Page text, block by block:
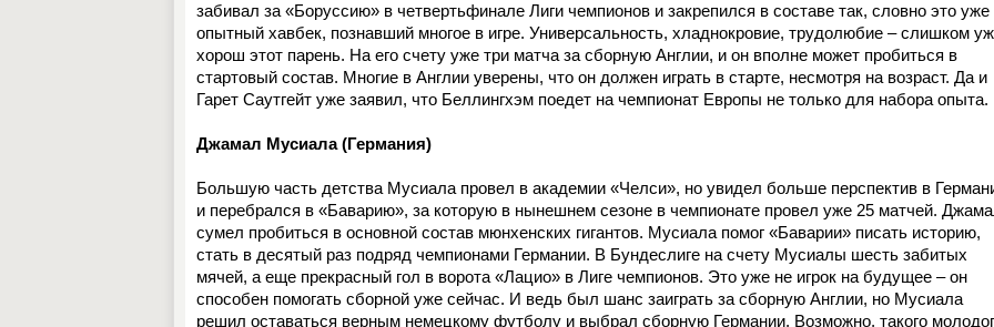
забивал за «Боруссию» в четвертьфинале Лиги чемпионов и закрепился в составе так, словно это уже
опытный хавбек, познавший многое в игре. Универсальность, хладнокровие, трудолюбие – слишком уж
хорош этот парень. На его счету уже три матча за сборную Англии, и он вполне может пробиться в
стартовый состав. Многие в Англии уверены, что он должен играть в старте, несмотря на возраст. Да и
Гарет Саутгейт уже заявил, что Беллингхэм поедет на чемпионат Европы не только для набора опыта.
Джамал Мусиала (Германия)
Большую часть детства Мусиала провел в академии «Челси», но увидел больше перспектив в
и перебрался в «Баварию», за которую в нынешнем сезоне в чемпионате провел уже 25 матчей.
сумел пробиться в основной состав мюнхенских гигантов. Мусиала помог «Баварии» писать историю,
стать в десятый раз подряд чемпионами Германии. В Бундеслиге на счету Мусиалы шесть забитых
мячей, а еще прекрасный гол в ворота «Лацио» в Лиге чемпионов. Это уже не игрок на будущее – он
способен помогать сборной уже сейчас. И ведь был шанс заиграть за сборную Англии, но Мусиала
решил оставаться верным немецкому футболу и выбрал сборную Германии. Возможно, такого